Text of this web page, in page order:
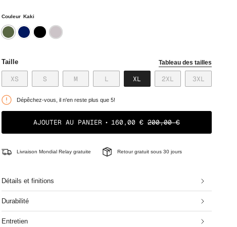
Couleur Kaki
kaki navy noir rose
Taille Tableau des tailles
XSVARIANTE
ÉPUISÉE
OU
NON
DISPONIBLE
S VARIANTE
ÉPUISÉE
NON
DISPONIBLE
M VARIANTE
ÉPUISÉE
NON
DISPONIBLE
L VARIANTE
ÉPUISÉE
NON
DISPONIBLE
XL VARIANTE
ÉPUISÉE
DISPONIBLE
2XL VARIANTE
ÉPUISÉE
DISPONIBLE
3XL
ÉPUISÉE
Dépêchez-vous, il n'en reste plus que 5!
AJOUTER AU PANIER 160,00 €200,00 €
Livraison Mondial Relay gratuite Retour gratuit sous 30 jours
Détails et finitions
Durabilité
Entretien